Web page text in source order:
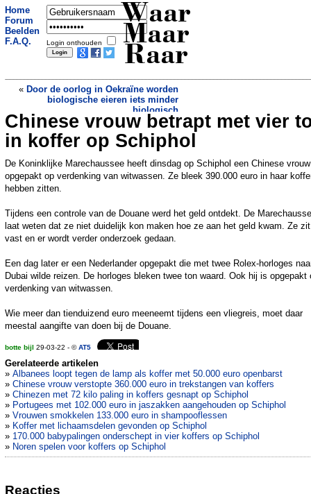
Home
Forum
Beelden
F.A.Q.
Login onthouden
Waar
Maar
Raar
« Door de oorlog in Oekraïne worden
biologische eieren iets minder
biologisch
Overlastpleger heeft wel oren naar taser
van agent»
Chinese vrouw betrapt met vier
in koffer op Schiphol
De Koninklijke Marechaussee heeft dinsdag op Schiphol een Chinese vrouw
opgepakt op verdenking van witwassen. Ze bleek 390.000 euro in haar
hebben zitten.
Tijdens een controle van de Douane werd het geld ontdekt. De
laat weten dat ze niet duidelijk kon maken hoe ze aan het geld kwam. Ze
vast en er wordt verder onderzoek gedaan.
Een dag later er een Nederlander opgepakt die met twee Rolex-horloges
Dubai wilde reizen. De horloges bleken twee ton waard. Ook hij is opgepakt
verdenking van witwassen.
Wie meer dan tienduizend euro meeneemt tijdens een vliegreis, moet daar
meestal aangifte van doen bij de Douane.
botte bijl 29-03-22 - ©AT5
Gerelateerde artikelen
» Albanees loopt tegen de lamp als koffer met 50.000 euro openbarst
» Chinese vrouw verstopte 360.000 euro in trekstangen van koffers
» Chinezen met 72 kilo paling in koffers gesnapt op Schiphol
» Portugees met 102.000 euro in jaszakken aangehouden op Schiphol
» Vrouwen smokkelen 133.000 euro in shampooflessen
» Koffer met lichaamsdelen gevonden op Schiphol
» 170.000 babypalingen onderschept in vier koffers op Schiphol
» Noren spelen voor koffers op Schiphol
Reacties